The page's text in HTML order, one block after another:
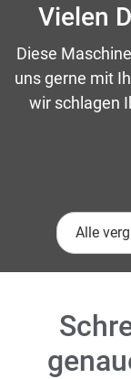
Vielen
Diese
uns gerne mit
wir schlagen
Alle